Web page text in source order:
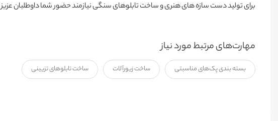
برای تولید دست سازه های هنری و ساخت تابلوهای سنگی نیازمند حضور شما داوطلبان
مهارت‌های مرتبط مورد نیاز
بسته بندی پک‌های مناسبتی ساخت زیورآلات ساخت تابلوهای تزیینی